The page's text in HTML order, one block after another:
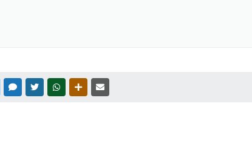
FACEBOOKMESSENGER
TWITTERWHATSAPPOUTRAS MÍDIAS